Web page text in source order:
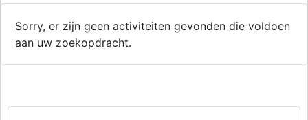
Sorry, er zijn geen activiteiten gevonden die voldoen
aan uw zoekopdracht.